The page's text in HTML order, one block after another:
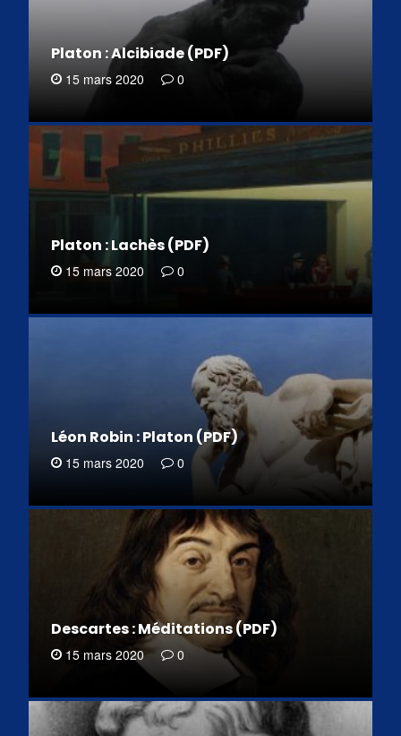
Platon : Alcibiade (PDF)
15 mars 2020 0
Platon : Lachès (PDF)
15 mars 2020 0
Léon Robin : Platon (PDF)
15 mars 2020 0
Descartes : Méditations (PDF)
15 mars 2020 0